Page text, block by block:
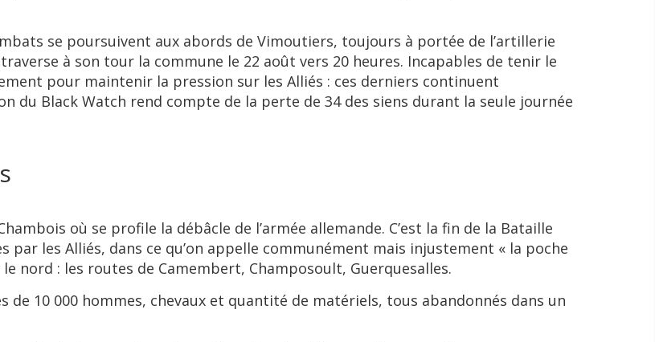
se poursuivent aux abords de Vimoutiers, toujours à portée de l’artillerie
à son tour la commune le 22 août vers 20 heures. Incapables de tenir le
pour maintenir la pression sur les Alliés : ces derniers continuent
du Black Watch rend compte de la perte de 34 des siens durant la seule journée
où se profile la débâcle de l’armée allemande. C’est la fin de la Bataille
par les Alliés, dans ce qu’on appelle communément mais injustement « la poche
le nord : les routes de Camembert, Champosoult, Guerquesalles.
10 000 hommes, chevaux et quantité de matériels, tous abandonnés dans un